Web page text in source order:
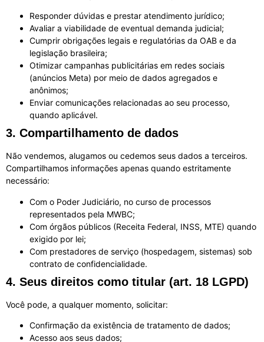
Responder dúvidas e prestar atendimento jurídico;
Avaliar a viabilidade de eventual demanda judicial;
Cumprir obrigações legais e regulatórias da OAB e da
legislação brasileira;
Otimizar campanhas publicitárias em redes sociais
(anúncios Meta) por meio de dados agregados e
anônimos;
Enviar comunicações relacionadas ao seu processo,
quando aplicável.
3. Compartilhamento de dados
Não vendemos, alugamos ou cedemos seus dados a terceiros.
Compartilhamos informações apenas quando estritamente
necessário:
Com o Poder Judiciário, no curso de processos
representados pela MWBC;
Com órgãos públicos (Receita Federal, INSS, MTE) quando
exigido por lei;
Com prestadores de serviço (hospedagem, sistemas) sob
contrato de confidencialidade.
4. Seus direitos como titular (art. 18 LGPD)
Você pode, a qualquer momento, solicitar:
Confirmação da existência de tratamento de dados;
Acesso aos seus dados;